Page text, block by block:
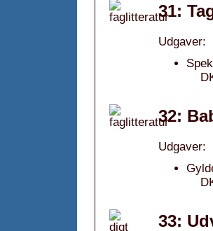
31:
Udgaver:
32:
Udgaver:
33: